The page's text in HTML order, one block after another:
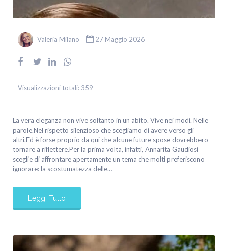
Valeria Milano 27 Maggio 2026
Visualizzazioni totali: 359
La vera eleganza non vive soltanto in un abito. Vive nei modi. Nelle
parole.Nel rispetto silenzioso che scegliamo di avere verso gli
altri.Ed è forse proprio da qui che alcune future spose dovrebbero
tornare a riflettere.Per la prima volta, infatti, Annarita Gaudiosi
sceglie di affrontare apertamente un tema che molti preferiscono
ignorare: la scostumatezza delle…
Leggi Tutto